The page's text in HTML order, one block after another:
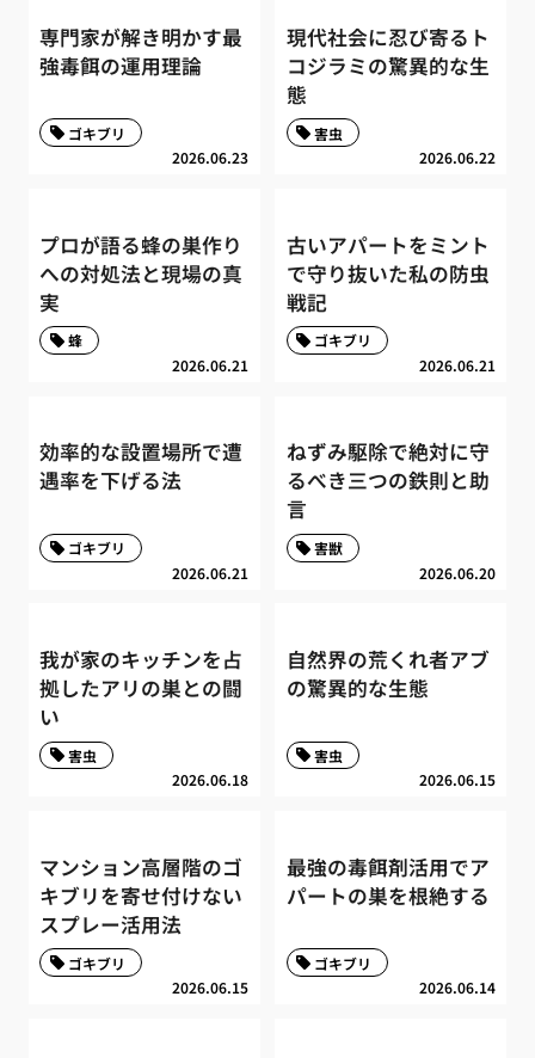
専門家が解き明かす最
強毒餌の運用理論
2026.06.23
ゴキブリ
現代社会に忍び寄るト
コジラミの驚異的な生
態
2026.06.22
害虫
プロが語る蜂の巣作り
への対処法と現場の真
実
2026.06.21
蜂
古いアパートをミント
で守り抜いた私の防虫
戦記
2026.06.21
ゴキブリ
効率的な設置場所で遭
遇率を下げる法
2026.06.21
ゴキブリ
ねずみ駆除で絶対に守
るべき三つの鉄則と助
言
2026.06.20
害獣
我が家のキッチンを占
拠したアリの巣との闘
い
2026.06.18
害虫
自然界の荒くれ者アブ
の驚異的な生態
2026.06.15
害虫
マンション高層階のゴ
キブリを寄せ付けない
スプレー活用法
2026.06.15
ゴキブリ
最強の毒餌剤活用でア
パートの巣を根絶する
2026.06.14
ゴキブリ